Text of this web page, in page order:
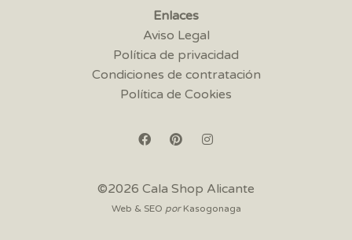
Enlaces
Aviso Legal
Política de privacidad
Condiciones de contratación
Política de Cookies
©2026 Cala Shop Alicante
Web & SEO por Kasogonaga